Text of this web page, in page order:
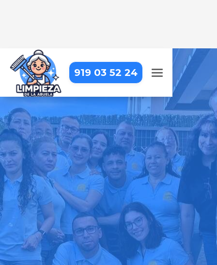
919 03 52 24
LIMPIEZA DE OFICINAS EN
COLMENAR VIEJO
Trabajar en una oficina impecable
hace la diferencia. Nosotros lo
hacemos posible
Pide tu presupuesto gratis
Llama hoy: 919 03 52 24